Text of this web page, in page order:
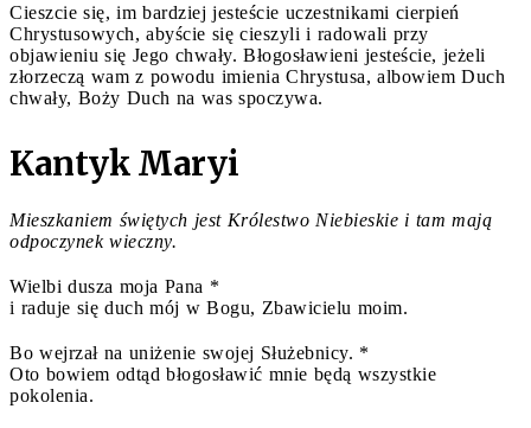
Cieszcie się, im bardziej jesteście uczestnikami cierpień
Chrystusowych, abyście się cieszyli i radowali przy
objawieniu się Jego chwały. Błogosławieni jesteście, jeżeli
złorzeczą wam z powodu imienia Chrystusa, albowiem Duch
chwały, Boży Duch na was spoczywa.
Kantyk Maryi
Mieszkaniem świętych jest Królestwo Niebieskie i tam mają
odpoczynek wieczny.
Wielbi dusza moja Pana *
i raduje się duch mój w Bogu, Zbawicielu moim.
Bo wejrzał na uniżenie swojej Służebnicy. *
Oto bowiem odtąd błogosławić mnie będą wszystkie
pokolenia.